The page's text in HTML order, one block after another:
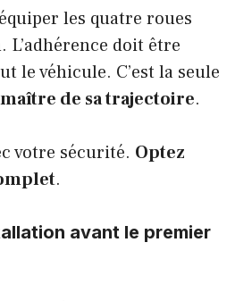
les quatre roues
doit être
le véhicule. C’est la seule
de sa trajectoire.
votre sécurité. Optez
.
avant le premier